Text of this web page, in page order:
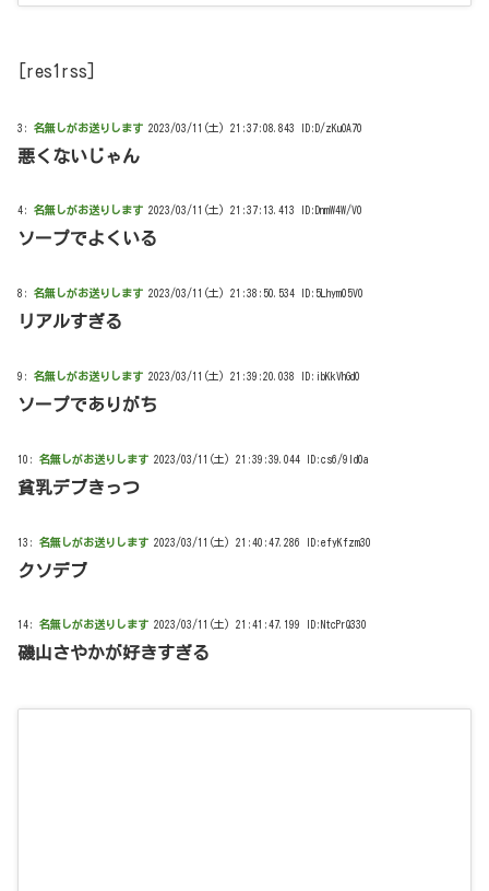
[res1rss]
3: 名無しがお送りします 2023/03/11(土) 21:37:08.843 ID:D/zKuOA70
悪くないじゃん
4: 名無しがお送りします 2023/03/11(土) 21:37:13.413 ID:DnmW4W/V0
ソープでよくいる
8: 名無しがお送りします 2023/03/11(土) 21:38:50.534 ID:5Lhym05V0
リアルすぎる
9: 名無しがお送りします 2023/03/11(土) 21:39:20.038 ID:ibKkVhGd0
ソープでありがち
10: 名無しがお送りします 2023/03/11(土) 21:39:39.044 ID:cs6/9ld0a
貧乳デブきっつ
13: 名無しがお送りします 2023/03/11(土) 21:40:47.286 ID:efyKfzm30
クソデブ
14: 名無しがお送りします 2023/03/11(土) 21:41:47.199 ID:NtcPrQ330
磯山さやかが好きすぎる